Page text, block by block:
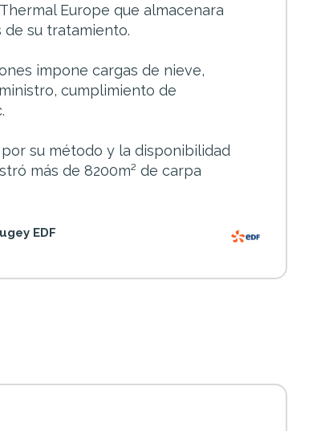
Europe que almacenara
de su tratamiento.
impone cargas de nieve,
cumplimiento de
su método y la disponibilidad
más de 8200m² de carpa
EDF